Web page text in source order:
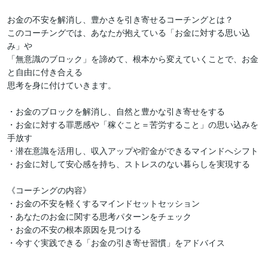
お金の不安を解消し、豊かさを引き寄せるコーチングとは？
このコーチングでは、あなたが抱えている「お金に対する思い込
み」や
「無意識のブロック」を諦めて、根本から変えていくことで、お金
と自由に付き合える
思考を身に付けていきます。
・お金のブロックを解消し、自然と豊かな引き寄せをする
・お金に対する罪悪感や「稼ぐこと＝苦労すること」の思い込みを
手放す
・潜在意識を活用し、収入アップや貯金ができるマインドへシフト
・お金に対して安心感を持ち、ストレスのない暮らしを実現する
《コーチングの内容》
・お金の不安を軽くするマインドセットセッション
・あなたのお金に関する思考パターンをチェック
・お金の不安の根本原因を見つける
・今すぐ実践できる「お金の引き寄せ習慣」をアドバイス